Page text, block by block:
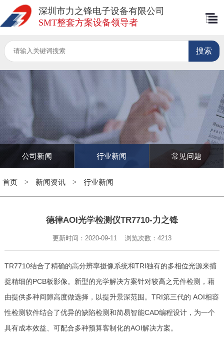
深圳市力之锋电子设备有限公司
SMT整套方案设备领导者
公司新闻 行业新闻 常见问题
首页 > 新闻资讯 > 行业新闻
德律AOI光学检测仪TR7710-力之锋
更新时间：2020-09-11 浏览次数： 4213
TR7710结合了精确的高分辨率摄像系统和TRI独有的多相位光源来捕
捉精细的PCB板影像。新型的光学解决方案针对较高之元件检测，藉
由提供多种间隙高度做选择，以提升景深范围。TRI第三代的 AOI相容
性检测软件结合了优异的缺陷检测和简易智能CAD编程设计，为一个
具有成本效益、可配合多种预算客制化的AOI解决方案。